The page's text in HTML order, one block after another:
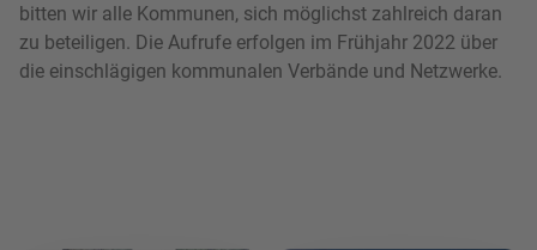
bitten wir alle Kommunen, sich möglichst zahlreich daran
zu beteiligen. Die Aufrufe erfolgen im Frühjahr 2022 über
die einschlägigen kommunalen Verbände und Netzwerke.